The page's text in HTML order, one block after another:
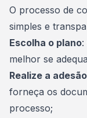
O processo de
simples e
Escolha o plano:
melhor se
Realize a adesão
forneça os
processo;